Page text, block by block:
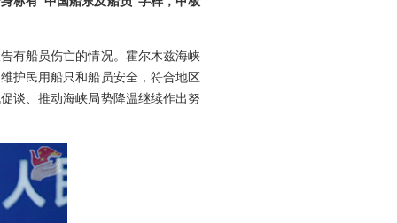
有船员伤亡的情况。霍尔木兹海峡
护民用船只和船员安全，符合地区
谈、推动海峡局势降温继续作出努